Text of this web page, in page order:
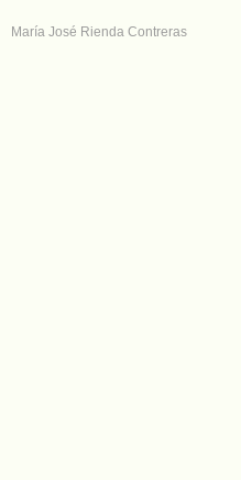
María José Rienda Contreras